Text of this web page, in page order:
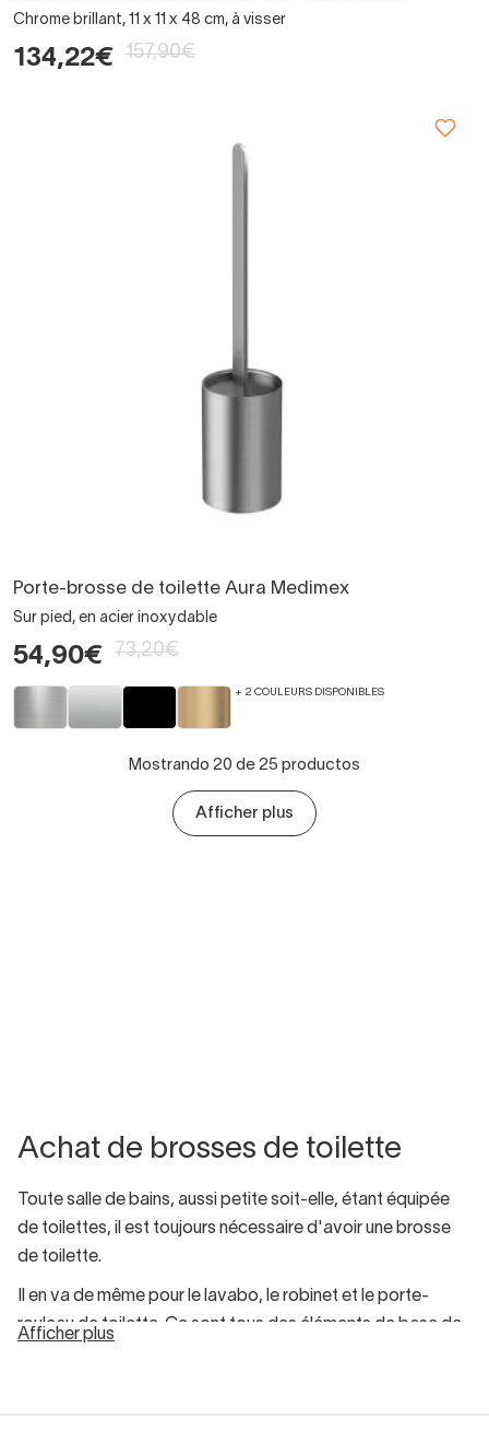
Chrome brillant, 11 x 11 x 48 cm, à visser
134,22€ 157,90€
Porte-brosse de toilette Aura Medimex
Sur pied, en acier inoxydable
54,90€ 73,20€
+ 2 COULEURS DISPONIBLES
Mostrando 20 de 25 productos
Afficher plus
Achat de brosses de toilette
Toute salle de bains, aussi petite soit-elle, étant équipée
de toilettes, il est toujours nécessaire d'avoir une brosse
de toilette.
Il en va de même pour le lavabo, le robinet et le porte-
rouleau de toilette. Ce sont tous des éléments de base de
Afficher plus